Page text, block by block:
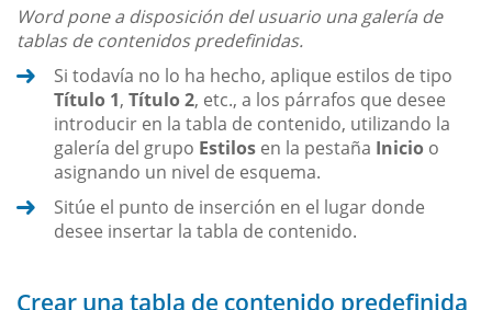
Word pone a disposición del usuario una galería de
tablas de contenidos predefinidas.
Si todavía no lo ha hecho, aplique estilos de tipo
Título 1, Título 2, etc., a los párrafos que desee
introducir en la tabla de contenido, utilizando la
galería del grupo Estilos en la pestaña Inicio o
asignando un nivel de esquema.
Sitúe el punto de inserción en el lugar donde
desee insertar la tabla de contenido.
Crear una tabla de contenido predefinida